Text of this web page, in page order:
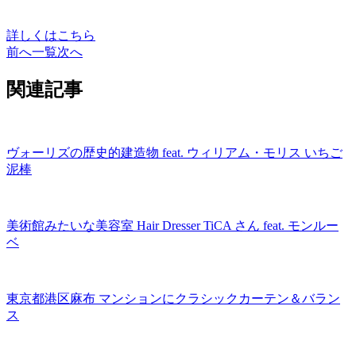
詳しくはこちら
前へ一覧次へ
関連記事
ヴォーリズの歴史的建造物 feat. ウィリアム・モリス いちご
泥棒
美術館みたいな美容室 Hair Dresser TiCA さん feat. モンルー
ベ
東京都港区麻布 マンションにクラシックカーテン＆バラン
ス